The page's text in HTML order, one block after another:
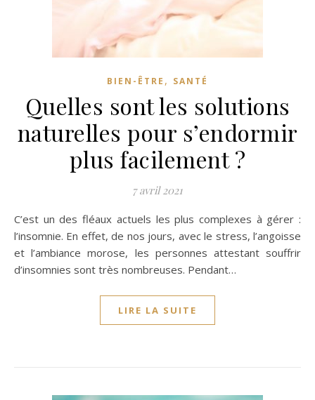
BIEN-ÊTRE , SANTÉ
Quelles sont les solutions
naturelles pour s’endormir
plus facilement ?
7 avril 2021
C’est un des fléaux actuels les plus complexes à gérer :
l’insomnie. En effet, de nos jours, avec le stress, l’angoisse
et l’ambiance morose, les personnes attestant souffrir
d’insomnies sont très nombreuses. Pendant…
LIRE LA SUITE